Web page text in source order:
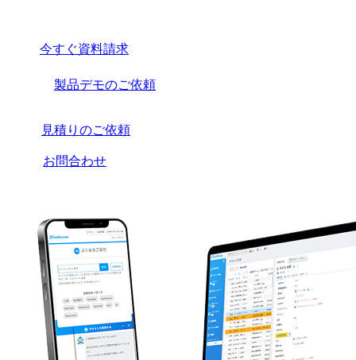
今すぐ資料請求
製品デモのご依頼
見積りのご依頼
お問合わせ